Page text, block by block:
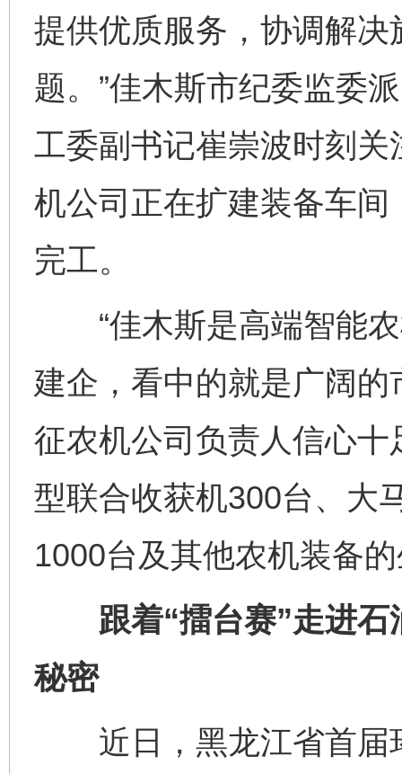
提供优质服务，协调解
题。”佳木斯市纪委监委
工委副书记崔崇波时刻
机公司正在扩建装备车
完工。
“佳木斯是高端智能农
建企，看中的就是广阔的
征农机公司负责人信心十
型联合收获机300台、大
1000台及其他农机装备
跟着“擂台赛”走进石
秘密
近日，黑龙江省首届